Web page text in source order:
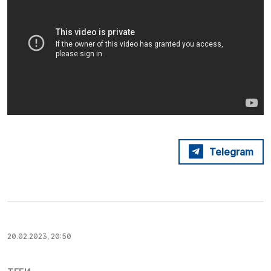
Telegram
20.02.2023, 20:50